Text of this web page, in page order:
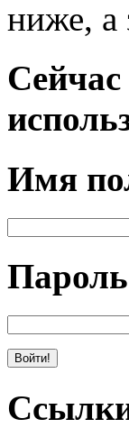
ниже, а
Имя
Пароль